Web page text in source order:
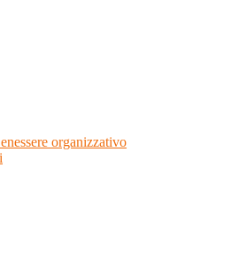
organizzativo